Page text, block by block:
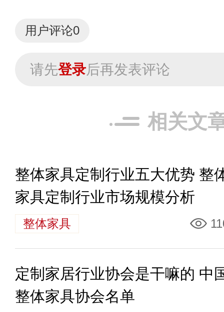
用户评论0
请先登录后再发表评论
相关文
整体家具定制行业五大优势 整
家具定制行业市场规模分析
整体家具
定制家居行业协会是干嘛的 中
整体家具协会名单